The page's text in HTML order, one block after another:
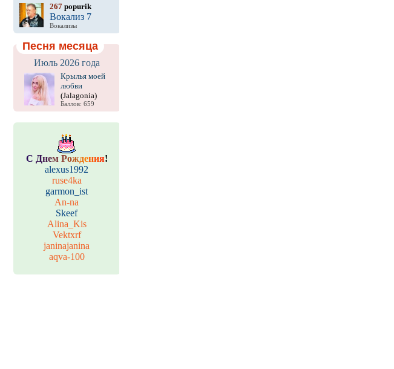
267popurik
Вокализ 7
Вокализы
Песня месяца
Июль 2026 года
Крылья моей
любви
(Jalagonia)
Баллов: 659
С Днем Рождения!
alexus1992
ruse4ka
garmon_ist
An-na
Skeef
Alina_Kis
Vektxrf
janinajanina
aqva-100